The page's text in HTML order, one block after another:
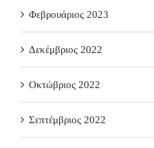
Φεβρουάριος 2023
Δεκέμβριος 2022
Οκτώβριος 2022
Σεπτέμβριος 2022